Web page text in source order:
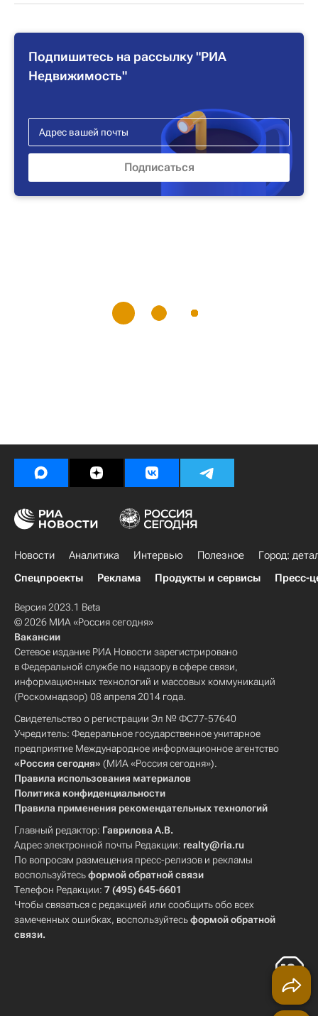
Подпишитесь на рассылку "РИА
Недвижимость"
Новости Аналитика Интервью Полезное
Город:
Спецпроекты
Реклама Продукты и сервисы Пресс-
Версия 2023.1 Beta
© 2026 МИА «Россия сегодня»
Вакансии
Сетевое издание РИА Новости зарегистрировано
в Федеральной службе по надзору в сфере связи,
информационных технологий и массовых коммуникаций
(Роскомнадзор) 08 апреля 2014 года.
Свидетельство о регистрации Эл № ФС77-57640
Учредитель: Федеральное государственное унитарное
предприятие Международное информационное агентство
«Россия сегодня» (МИА «Россия сегодня»).
Правила использования материалов
Политика конфиденциальности
Правила применения рекомендательных технологий
Главный редактор: Гаврилова А.В.
Адрес электронной почты Редакции: realty@ria.ru
По вопросам размещения пресс-релизов и рекламы
воспользуйтесьформой обратной связи
Телефон Редакции: 7 (495) 645-6601
Чтобы связаться с редакцией или сообщить обо всех
замеченных ошибках, воспользуйтесьформой обратной
связи.